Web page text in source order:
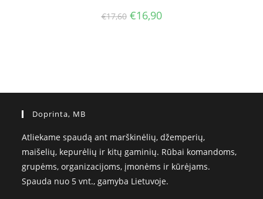
€17,60 Original
price
€16,90Current
price
Doprinta, MB
Atliekame spaudą ant marškinėlių, džemperių,
maišelių, kepurėlių ir kitų gaminių. Rūbai komandoms,
grupėms, organizacijoms, įmonėms ir kūrėjams.
Spauda nuo 5 vnt., gamyba Lietuvoje.